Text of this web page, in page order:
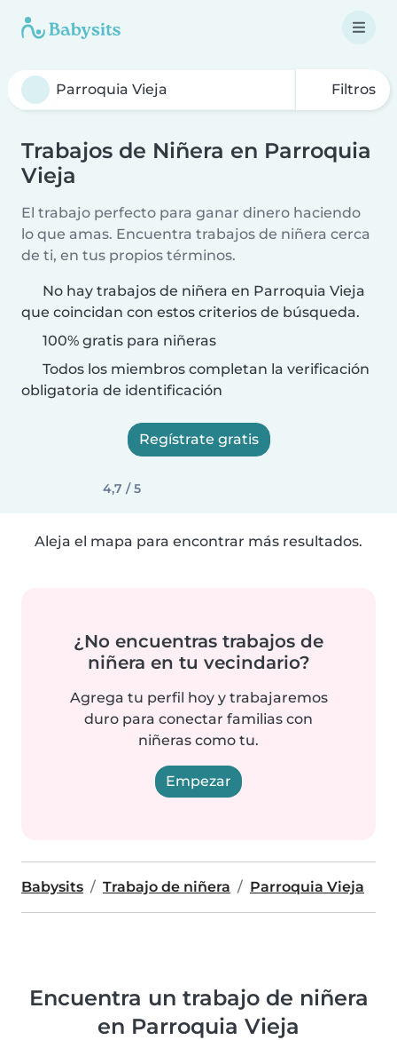
Filtros
Trabajos de Niñera en Parroquia
Vieja
El trabajo perfecto para ganar dinero haciendo
lo que amas. Encuentra trabajos de niñera cerca
de ti, en tus propios términos.
No hay trabajos de niñera en Parroquia Vieja
que coincidan con estos criterios de búsqueda.
100% gratis para niñeras
Todos los miembros completan la verificación
obligatoria de identificación
Regístrate gratis
4,7 / 5
Aleja el mapa para encontrar más resultados.
¿No encuentras trabajos de
niñera en tu vecindario?
Agrega tu perfil hoy y trabajaremos
duro para conectar familias con
niñeras como tu.
Empezar
Babysits Trabajo de niñera Parroquia Vieja
Encuentra un trabajo de niñera
en Parroquia Vieja